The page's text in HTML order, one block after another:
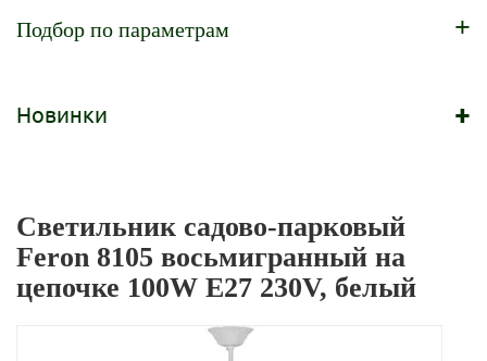
Подбор по параметрам +
Новинки +
Светильник садово-парковый
Feron 8105 восьмигранный на
цепочке 100W E27 230V, белый